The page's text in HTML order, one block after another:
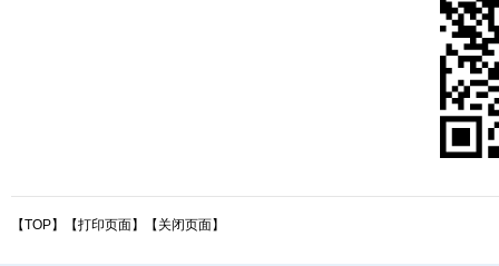
【TOP】 【打印页面】【 关闭页面】